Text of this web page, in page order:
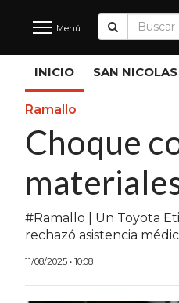
Últimas
Noticias
INICIO
NOTICIAS RECIENTES
SAN NICOLAS
Menú
INICIO SAN NICOLAS
Ramallo
Choque
#Ramallo | Un Toyota
rechazó asistencia
11/08/2025 • 10:08